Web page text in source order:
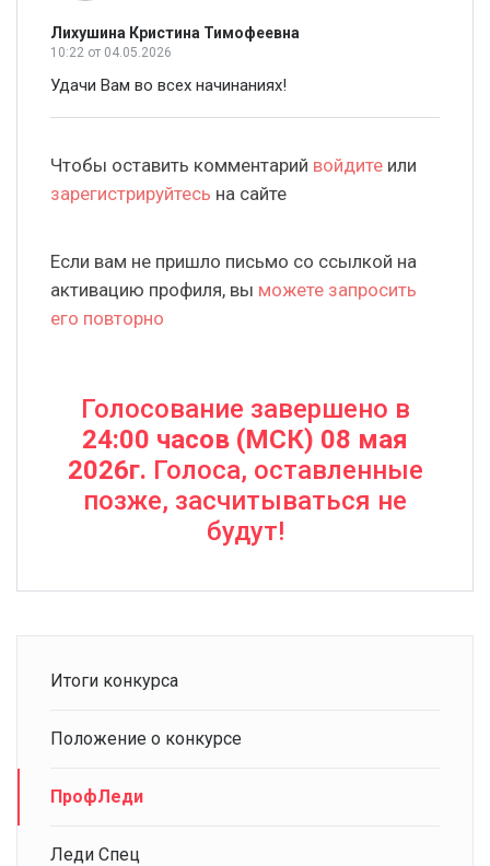
Лихушина Кристина Тимофеевна
10:22 от 04.05.2026
Удачи Вам во всех начинаниях!
Чтобы оставить комментарий войдите или
зарегистрируйтесь на сайте
Если вам не пришло письмо со ссылкой на
активацию профиля, вы можете запросить
его повторно
Голосование завершено в
24:00 часов (МСК) 08 мая
2026г. Голоса, оставленные
позже, засчитываться не
будут!
Итоги конкурса
Положение о конкурсе
ПрофЛеди
Леди Спец